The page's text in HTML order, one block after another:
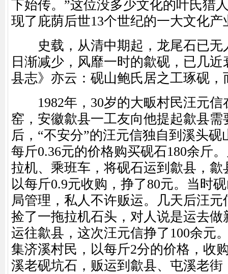
下始传。”这位没多少文化的叶氏猎
现了庇荫后世13个世纪的一大文化产
史载，从清中期起，龙尾石已无
日渐减少，风靡一时的歙砚，已几
县志》亦云：砚山鲍氏居之工琢砚，
1982年，30岁的大畈村民汪元信
窑，安徽歙县一工友向他提起歙县需
后，“不安分”的汪元信独自到溪头
每斤0.36元的价格购买砚石180余斤
拉机、乘班车，将砚石运到歙县，歙
以每斤0.9元收购，挣了80元。当时
局管理，私人不许贩运。几天后汪
捡了一拖拉机石头，对人说是运去做
运往歙县，这次汪元信挣了100余元
集济溪村民，以每斤2分的价格，收
溪老砚坑石，贩运到歙县、屯溪老街